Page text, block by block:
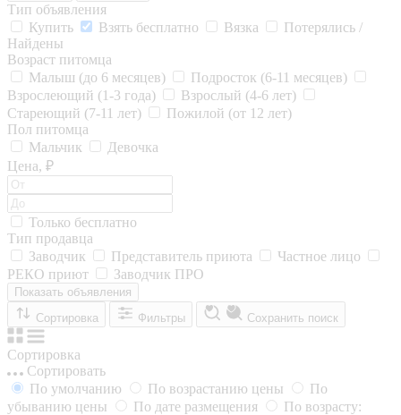
Тип объявления
Купить
Взять бесплатно Вязка
Потерялись /
Найдены
Возраст питомца
Малыш (до 6 месяцев)
Подросток (6-11 месяцев)
Взрослеющий (1-3 года)
Взрослый (4-6 лет)
Стареющий (7-11 лет)
Пожилой (от 12 лет)
Пол питомца
Мальчик
Девочка
Цена, ₽
Только бесплатно
Тип продавца
Заводчик
Представитель приюта
Частное лицо
РЕКО приют
Заводчик ПРО
Показать объявления
Сортировка
Фильтры Сохранить поиск
Сортировка
Сортировать
По умолчанию
По возрастанию цены
По
убыванию цены
По дате размещения
По возрасту: